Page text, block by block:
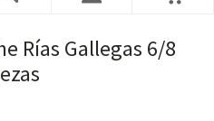
Rías Gallegas 6/8